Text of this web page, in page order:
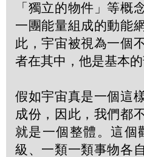
「獨立的物件」等概
一團能量組成的動能
此，宇宙被視為一個
者在其中，他是基本的
假如宇宙真是一個這
成份，因此，我們都
就是一個整體。這個
級、一類一類事物各